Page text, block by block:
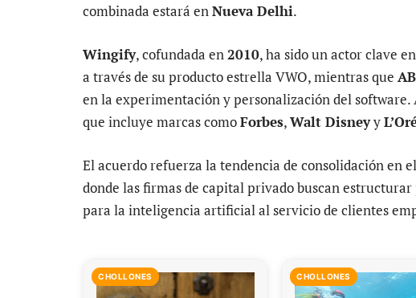
combinada estará en Nueva Delhi.
Wingify, cofundada en2010, ha sido un actor clave
a través de su producto estrella VWO, mientras que
en la experimentación y personalización del software.
que incluye marcas comoForbes,Walt Disneyy
El acuerdo refuerza la tendencia de consolidación en
donde las firmas de capital privado buscan
para la inteligencia artificial al servicio de clientes
CHOLLONES CHOLLONES